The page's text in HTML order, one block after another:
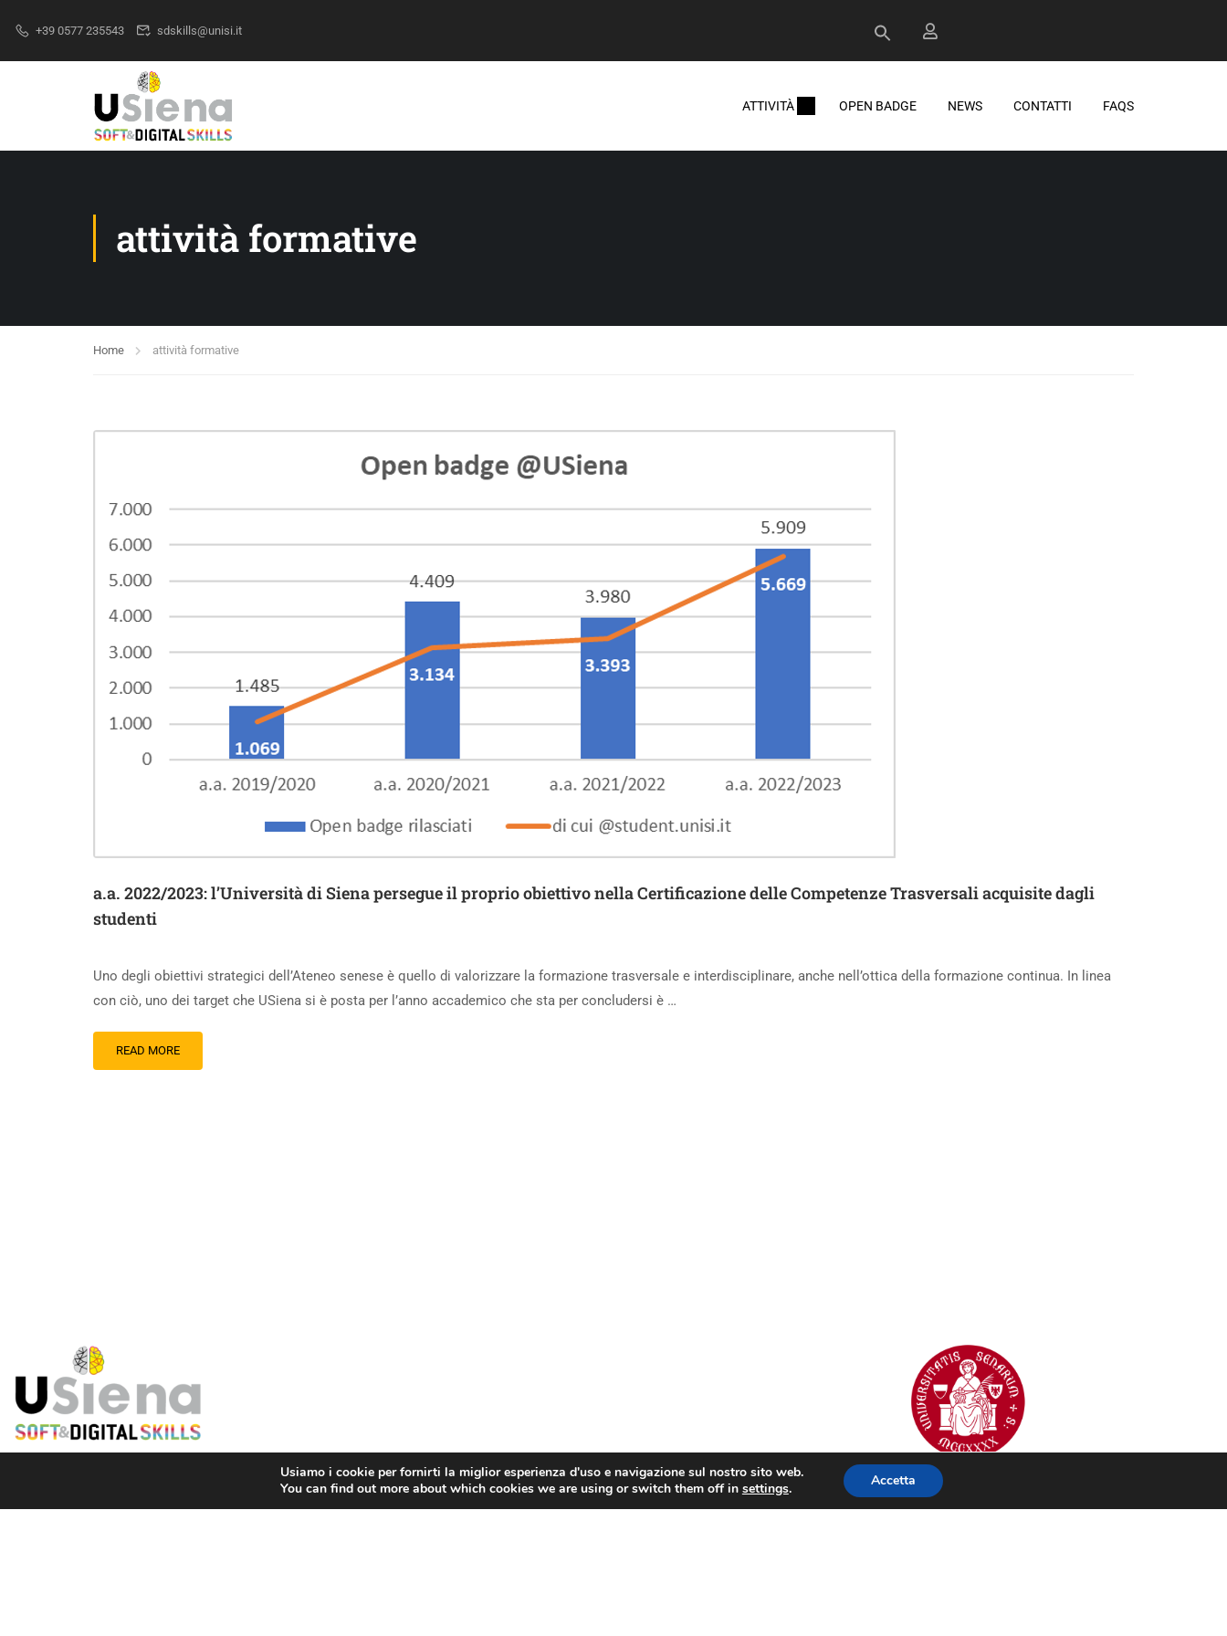
+39 0577 235543 sdskills@unisi.it
ATTIVITÀ OPEN BADGE NEWS CONTATTI FAQS
attività formative
Home attività formative
a.a. 2022/2023: l’Università di Siena persegue il proprio obiettivo nella Certificazione delle Competenze Trasversali acquisite dagli
studenti
Uno degli obiettivi strategici dell’Ateneo senese è quello di valorizzare la formazione trasversale e interdisciplinare, anche nell’ottica della formazione continua. In linea
con ciò, uno dei target che USiena si è posta per l’anno accademico che sta per concludersi è …
READ MORE
Via Banchi di Sotto 55, 53100 Siena ITALIA
Usiamo i cookie per fornirti la miglior esperienza d'uso e navigazione sul nostro sito web.
You can find out more about which cookies we are using or switch them off in settings. Accetta